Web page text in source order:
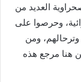
العديد من
وحرصوا على
ومن
هنا مرجع هذه